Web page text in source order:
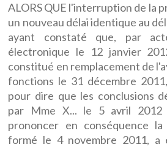
ALORS QUE l'interruption de la
un nouveau délai identique au
ayant constaté que, par
électronique le 12 janvier
constitué en remplacement de
fonctions le 31 décembre
pour dire que les conclusions
par Mme X... le 5 avril
prononcer en conséquence
formé le 4 novembre 2011, a